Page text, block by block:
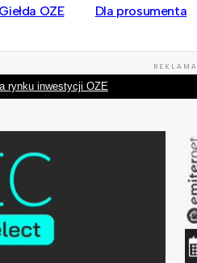
Giełda OZE Dla prosumenta
REKLAMA
rynku inwestycji OZE